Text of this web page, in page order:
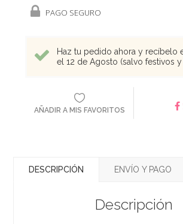
PAGO SEGURO
Haz tu pedido ahora y recíbelo
el 12 de Agosto (salvo festivos y
AÑADIR A MIS FAVORITOS
DESCRIPCIÓN ENVÍO Y PAGO
Descripción